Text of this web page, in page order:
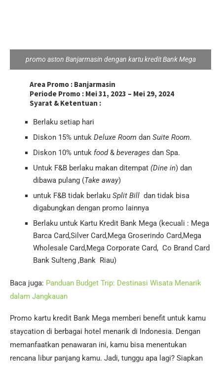
promo aston Banjarmasin dengan kartu kredit Bank Mega
Area Promo : Banjarmasin
Periode Promo : Mei 31, 2023 – Mei 29, 2024
Syarat & Ketentuan :
Berlaku setiap hari
Diskon 15% untuk Deluxe Room dan Suite Room.
Diskon 10% untuk food& beverages dan Spa.
Untuk F&B berlaku makan ditempat (Dine in) dan
dibawa pulang (Take away)
untuk F&B tidak berlaku Split Bill dan tidak bisa
digabungkan dengan promo lainnya
Berlaku untuk Kartu Kredit Bank Mega (kecuali : Mega
Barca Card,Silver Card,Mega Groserindo Card,Mega
Wholesale Card,Mega Corporate Card, Co Brand Card
Bank Sulteng ,Bank Riau)
Baca juga: Panduan Budget Trip: Destinasi Wisata Menarik
dalam Jangkauan
Promo kartu kredit Bank Mega memberi benefit untuk kamu
staycation di berbagai hotel menarik di Indonesia. Dengan
memanfaatkan penawaran ini, kamu bisa menentukan
rencana libur panjang kamu. Jadi, tunggu apa lagi? Siapkan